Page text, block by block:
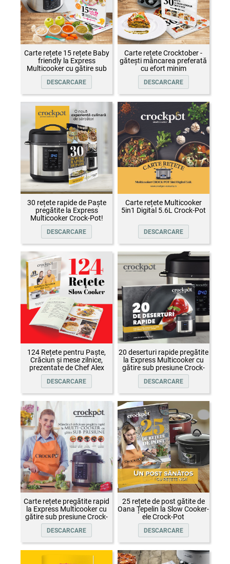
Carte rețete 15 rețete Baby
friendly la Express
Multicooker cu gătire sub
presiune Crock-Pot
DESCARCARE
Carte rețete Crocktober -
gătești mâncarea preferată
cu efort minim
DESCARCARE
30 rețete rapide de Paște
pregătite la Express
Multicooker Crock-Pot!
DESCARCARE
Carte rețete Multicooker
5in1 Digital 5.6L Crock-Pot
DESCARCARE
124 Rețete pentru Paște,
Crăciun și mese zilnice,
prezentate de Chef Alex
Cîrțu și invitații săi
DESCARCARE
20 deserturi rapide pregătite
la Express Multicooker cu
gătire sub presiune Crock-
Pot
DESCARCARE
Carte rețete pregătite rapid
la Express Multicooker cu
gătire sub presiune Crock-
Pot
DESCARCARE
25 rețete de post gătite de
Oana Țepelin la Slow Cooker-
ele Crock-Pot
DESCARCARE